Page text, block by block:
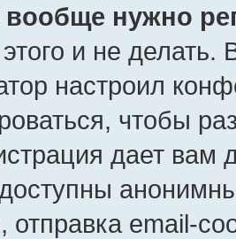
нужно
и не делать.
настроил
чтобы
дает вам
email-